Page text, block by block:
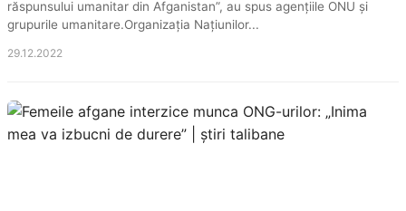
răspunsului umanitar din Afganistan”, au spus agențiile ONU și
grupurile umanitare.Organizația Națiunilor...
29.12.2022